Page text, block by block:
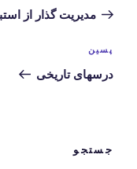
قبلیمدیریت گذار از
نوشته‌ی
پسین
درسهای تاریخی
جستجو